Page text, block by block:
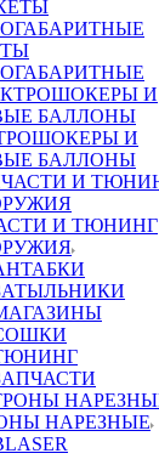
И
БАЛЛОНЫ
И ТЮНИНГ
НАРЕЗНЫЕ